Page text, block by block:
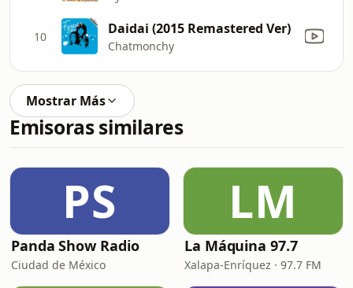
10 Daidai (2015 Remastered Ver)
Chatmonchy
Mostrar Más
Emisoras similares
PS
Panda Show Radio
Ciudad de México
LM
La Máquina 97.7
Xalapa-Enríquez · 97.7 FM